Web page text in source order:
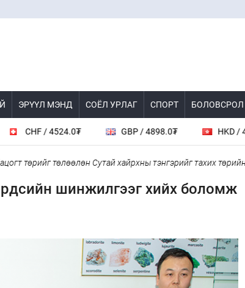
ЭРҮҮЛ МЭНД СОЁЛ УРЛАГ СПОРТ БОЛОВСРОЛ
/ 4524.0₮ GBP / 4898.0₮ HKD / 461.6₮
төлөөлөн Сутай хайрхны тэнгэрийг тахих төрийн
шинжилгээг хийх боломж